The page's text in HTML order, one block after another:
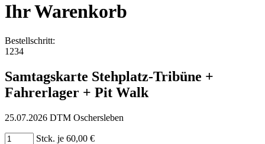
Ihr Warenkorb
Bestellschritt:
1 234
Samtagskarte Stehplatz-Tribüne +
Fahrerlager + Pit Walk
25.07.2026 DTM Oschersleben
Stck. je 60,00 €